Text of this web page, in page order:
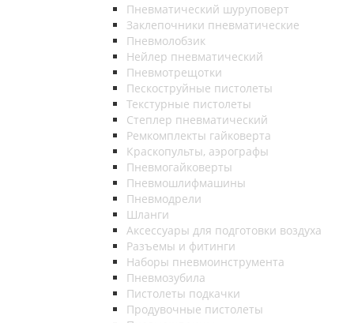
Пневматический шуруповерт
Заклепочники пневматические
Пневмолобзик
Нейлер пневматический
Пневмотрещотки
Пескоструйные пистолеты
Текстурные пистолеты
Степлер пневматический
Ремкомплекты гайковерта
Краскопульты, аэрографы
Пневмогайковерты
Пневмошлифмашины
Пневмодрели
Шланги
Аксессуары для подготовки воздуха
Разъемы и фитинги
Наборы пневмоинструмента
Пневмозубила
Пистолеты подкачки
Продувочные пистолеты